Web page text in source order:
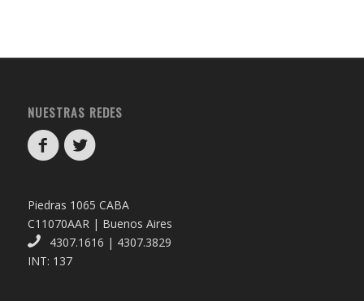
NUESTRAS REDES
Piedras 1065 CABA
C11070AAR | Buenos Aires
4307.1616 | 4307.3829
INT: 137